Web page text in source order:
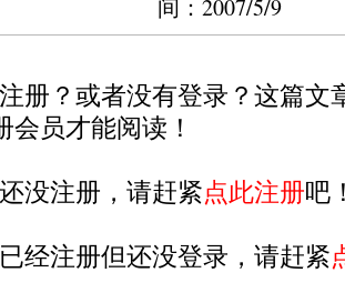
间：2007/5/9
册？或者没有登录？这篇文
会员才能阅读！
没注册，请赶紧点此注册吧
经注册但还没登录，请赶紧